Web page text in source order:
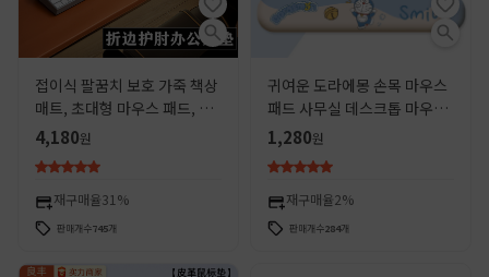
접이식 팔꿈치 보호 가죽 책상
매트, 초대형 마우스 패드, 학
습용 책상 매트, 컴퓨터 책상
매트, 가죽 책상 매트
4,180원
재구매율31%
판매개수745개
귀여운 도라에몽 손목 마우스
패드 사무실 데스크톱 마우스
미끄럼 방지 패드 키보드 핸드
헬드 소녀
1,280원
재구매율2%
판매개수284개